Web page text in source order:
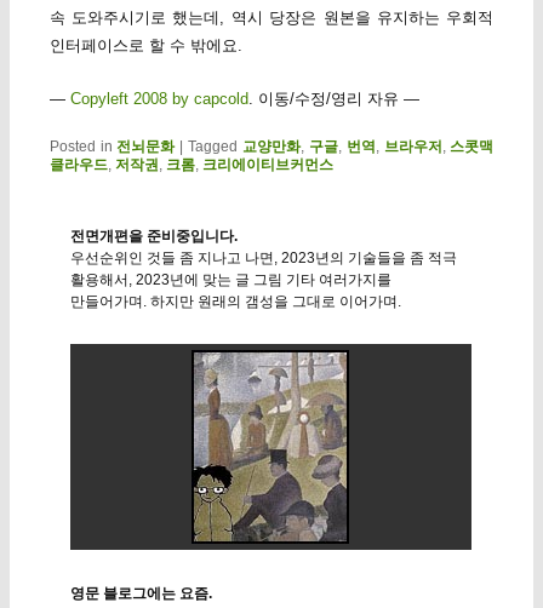
속 도와주시기로 했는데, 역시 당장은 원본을 유지하는 우회적
인터페이스로 할 수 밖에요.
— Copyleft 2008 by capcold. 이동/수정/영리 자유 —
Posted in 전뇌문화 |Tagged 교양만화, 구글, 번역, 브라우저,스콧맥
클라우드, 저작권, 크롬, 크리에이티브커먼스
전면개편을 준비중입니다.
우선순위인 것들 좀 지나고 나면, 2023년의 기술들을 좀 적극
활용해서, 2023년에 맞는 글 그림 기타 여러가지를
만들어가며. 하지만 원래의 갬성을 그대로 이어가며.
영문 블로그에는 요즘.